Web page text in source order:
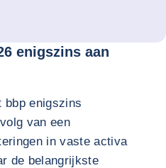
enigszins aan
bbp enigszins
van een
in vaste activa
de belangrijkste